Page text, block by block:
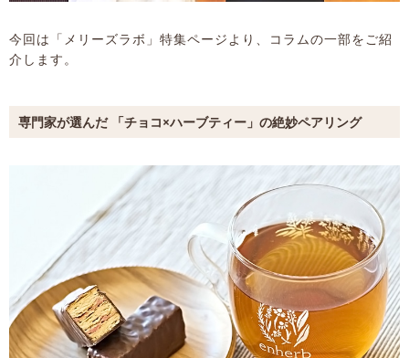
今回は「メリーズラボ」特集ページより、コラムの一部をご紹
介します。
専門家が選んだ 「チョコ×ハーブティー」の絶妙ペアリング